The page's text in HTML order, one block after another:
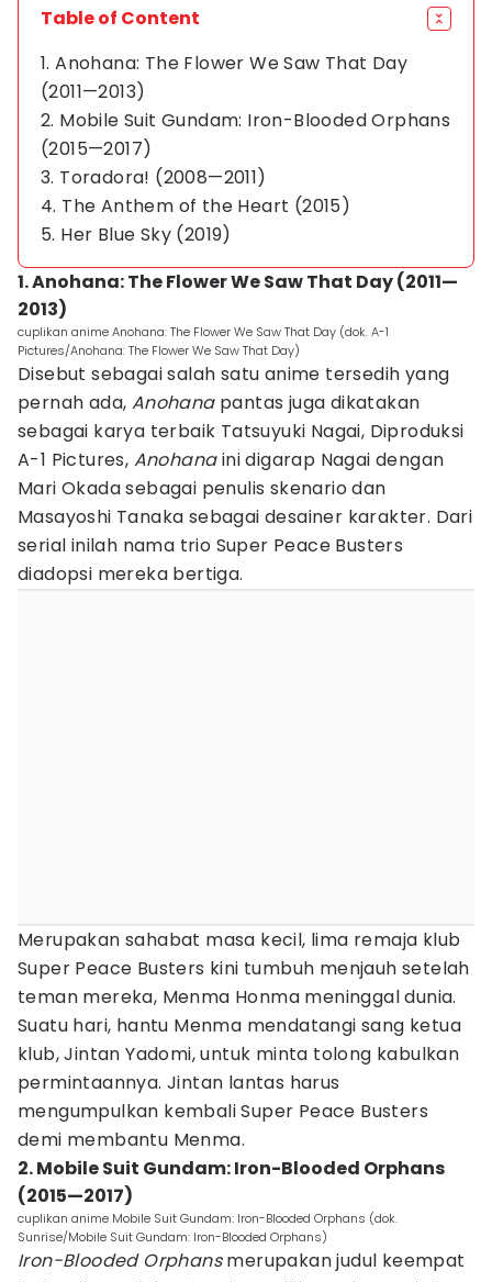
Table of Content
1. Anohana: The Flower We Saw That Day
(2011—2013)
2. Mobile Suit Gundam: Iron-Blooded Orphans
(2015—2017)
3. Toradora! (2008—2011)
4. The Anthem of the Heart (2015)
5. Her Blue Sky (2019)
1. Anohana: The Flower We Saw That Day (2011—
2013)
cuplikan anime Anohana: The Flower We Saw That Day (dok. A-1
Pictures/Anohana: The Flower We Saw That Day)
Disebut sebagai salah satu anime tersedih yang
pernah ada, Anohana pantas juga dikatakan
sebagai karya terbaik Tatsuyuki Nagai, Diproduksi
A-1 Pictures, Anohanaini digarap Nagai dengan
Mari Okada sebagai penulis skenario dan
Masayoshi Tanaka sebagai desainer karakter. Dari
serial inilah nama trio Super Peace Busters
diadopsi mereka bertiga.
Merupakan sahabat masa kecil, lima remaja klub
Super Peace Busters kini tumbuh menjauh setelah
teman mereka, Menma Honma meninggal dunia.
Suatu hari, hantu Menma mendatangi sang ketua
klub, Jintan Yadomi, untuk minta tolong kabulkan
permintaannya. Jintan lantas harus
mengumpulkan kembali Super Peace Busters
demi membantu Menma.
2. Mobile Suit Gundam: Iron-Blooded Orphans
(2015—2017)
cuplikan anime Mobile Suit Gundam: Iron-Blooded Orphans (dok.
Sunrise/Mobile Suit Gundam: Iron-Blooded Orphans)
Iron-Blooded Orphansmerupakan judul keempat